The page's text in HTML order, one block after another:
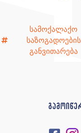
სამოქალაქო
საზოგადოების
განვითარება